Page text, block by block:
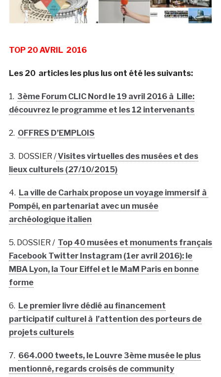
TOP 20 AVRIL 2016
Les 20 articles les plus lus ont été les suivants:
1. 3ème Forum CLIC Nord le 19 avril 2016 à Lille:
découvrez le programme et les 12 intervenants
2. OFFRES D’EMPLOIS
3. DOSSIER /Visites virtuelles des musées et des
lieux culturels (27/10/2015)
4. La ville de Carhaix propose un voyage immersif à
Pompéi, en partenariat avec un musée
archéologique italien
5. DOSSIER / Top 40 musées et monuments français
Facebook Twitter Instagram (1er avril 2016): le
MBA Lyon, la Tour Eiffel et le MaM Paris en bonne
forme
6. Le premier livre dédié au financement
participatif culturel à l’attention des porteurs de
projets culturels
7. 664.000 tweets, le Louvre 3ème musée le plus
mentionné, regards croisés de community